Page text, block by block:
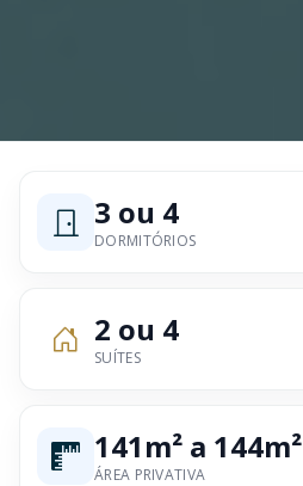
3 ou 4
DORMITÓRIOS
2 ou 4
SUÍTES
141m² a 144m²
ÁREA PRIVATIVA